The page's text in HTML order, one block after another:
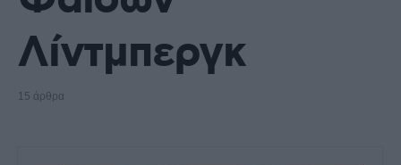
Λίντμπεργκ
15 άρθρα